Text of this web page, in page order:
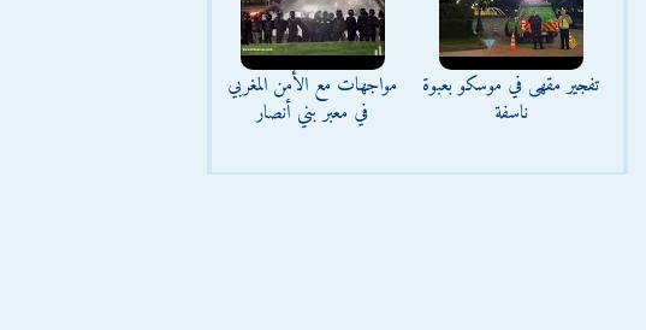
تفجير مقهى في موسكو بعبوة
ناسفة
مواجهات مع الأمن المغربي
في معبر بني أنصار